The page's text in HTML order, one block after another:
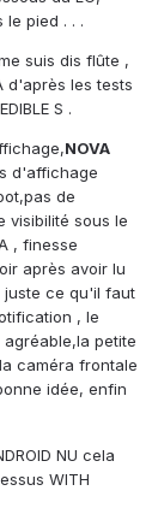
le pied . . .
suis dis flûte ,
d'après les tests
S .
NOVA
d'affichage
de
visibilité sous le
, finesse
après avoir lu
juste ce qu'il faut
, le
petite
caméra frontale
idée, enfin
NU cela
WITH